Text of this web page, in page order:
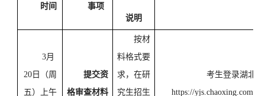
时间 事项
说明
3月
20日（周
五）上午
提交资
格审查材料
按材
料格式要
求，在研
究生招生
考生登录湖北
https://yjs.chaoxing.com/